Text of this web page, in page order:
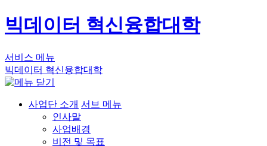
빅데이터 혁신융합대학
서비스 메뉴
빅데이터 혁신융합대학
사업단 소개 서브 메뉴
인사말
사업배경
비전 및 목표